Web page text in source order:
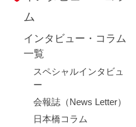
ム
インタビュー・コラム
一覧
スペシャルインタビュ
ー
会報誌（News Letter）
日本橋コラム